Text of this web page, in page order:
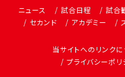
ニュース 試合日程 試合
セカンド
アカデミー
当サイトへのリンク
プライバシーポリ